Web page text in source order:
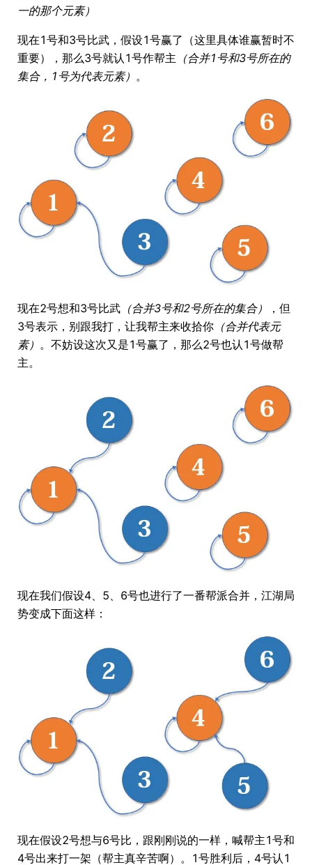
一的那个元素）
现在1号和3号比武，假设1号赢了（这里具体谁赢暂时不
重要），那么3号就认1号作帮主 （合并1号和3号所在的
集合，1号为代表元素） 。
现在2号想和3号比武 （合并3号和2号所在的集合）
，但
3号表示，别跟我打，让我帮主来收拾你 （合并代表元
素） 。不妨设这次又是1号赢了，那么2号也认1号做帮
主。
现在我们假设4、5、6号也进行了一番帮派合并，江湖局
势变成下面这样：
现在假设2号想与6号比，跟刚刚说的一样，喊帮主1号和
4号出来打一架（帮主真辛苦啊）。1号胜利后，4号认1